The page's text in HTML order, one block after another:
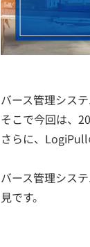
バース管理シス
そこで今回は、
さらに、LogiPull
バース管理シス
見です。